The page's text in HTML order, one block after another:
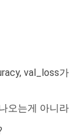
val_loss가
오는게 아니라